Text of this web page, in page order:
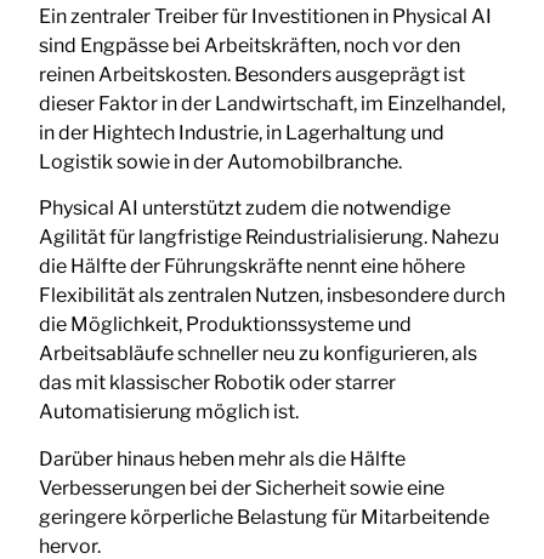
Ein zentraler Treiber für Investitionen in Physical AI
sind Engpässe bei Arbeitskräften, noch vor den
reinen Arbeitskosten. Besonders ausgeprägt ist
dieser Faktor in der Landwirtschaft, im Einzelhandel,
in der Hightech Industrie, in Lagerhaltung und
Logistik sowie in der Automobilbranche.
Physical AI unterstützt zudem die notwendige
Agilität für langfristige Reindustrialisierung. Nahezu
die Hälfte der Führungskräfte nennt eine höhere
Flexibilität als zentralen Nutzen, insbesondere durch
die Möglichkeit, Produktionssysteme und
Arbeitsabläufe schneller neu zu konfigurieren, als
das mit klassischer Robotik oder starrer
Automatisierung möglich ist.
Darüber hinaus heben mehr als die Hälfte
Verbesserungen bei der Sicherheit sowie eine
geringere körperliche Belastung für Mitarbeitende
hervor.